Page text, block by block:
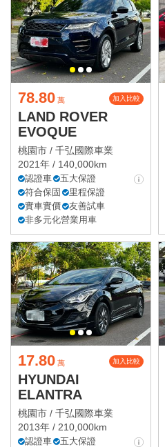
78.80 萬 加入比較
LAND ROVER
EVOQUE
桃園市 / 千弘國際車業
2021年 / 140,000km
認證車
五大保證
符合保固
里程保證
實車實價
友善試車
非多元化營業用車
17.80 萬 加入比較
HYUNDAI
ELANTRA
桃園市 / 千弘國際車業
2013年 / 210,000km
認證車
五大保證